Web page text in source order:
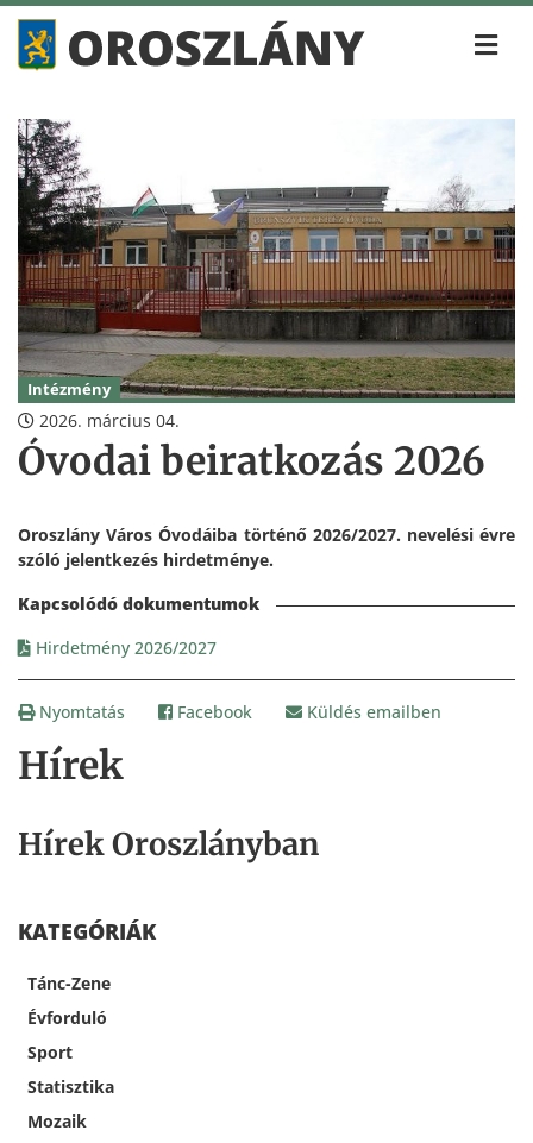
Hírek
Hírek Oroszlányban
KATEGÓRIÁK
Tánc-Zene
Évforduló
Sport
Statisztika
Mozaik
Intézmény
2026. március 04.
Óvodai beiratkozás 2026
Oroszlány Város Óvodáiba történő 2026/2027. nevelési évre
szóló jelentkezés hirdetménye.
Hirdetmény 2026/2027
Nyomtatás Facebook Küldés emailben